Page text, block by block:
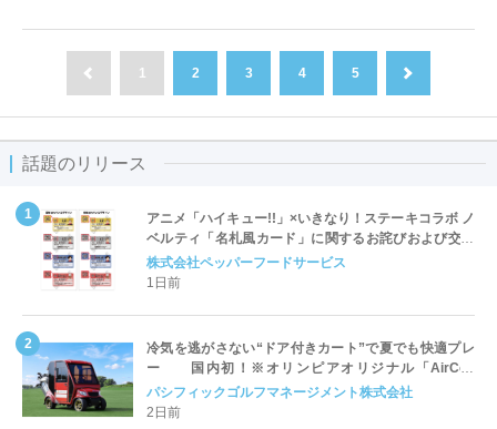
1 2 3 4 5
話題のリリース
アニメ「ハイキュー!!」×いきなり！ステーキコラボ ノ
ベルティ「名札風カード」に関するお詫びおよび交換
対応についてのご案内
株式会社ペッパーフードサービス
1日前
冷気を逃がさない“ドア付きカート”で夏でも快適プレ
ー 国内初！※オリンピアオリジナル「AirCon
Cart（エアコンカート）」導入 | ＰＧＭ
パシフィックゴルフマネージメント株式会社
2日前